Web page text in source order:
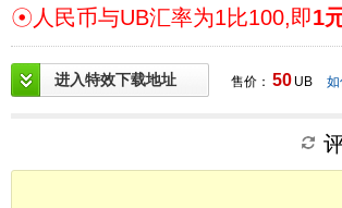
☉人民币与UB汇率为1比100,即1
进入特效下载地址 售价： 50 UB 如